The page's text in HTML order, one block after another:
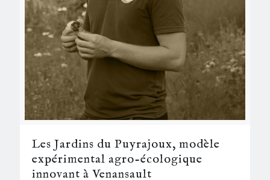
Les Jardins du Puyrajoux, modèle
expérimental agro-écologique
innovant à Venansault